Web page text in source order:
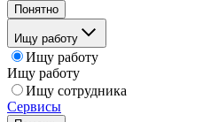
Понятно
Ищу работу
Ищу работу
Ищу работу
Ищу сотрудника
Сервисы